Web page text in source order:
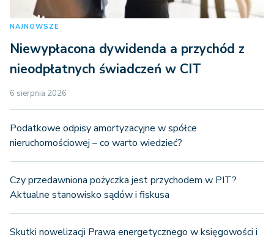
NAJNOWSZE
Niewypłacona dywidenda a przychód z
nieodpłatnych świadczeń w CIT
6 sierpnia 2026
Podatkowe odpisy amortyzacyjne w spółce
nieruchomościowej – co warto wiedzieć?
Czy przedawniona pożyczka jest przychodem w PIT?
Aktualne stanowisko sądów i fiskusa
Skutki nowelizacji Prawa energetycznego w księgowości i